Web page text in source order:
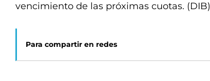
vencimiento de las próximas cuotas. (DIB)
Para compartir en redes